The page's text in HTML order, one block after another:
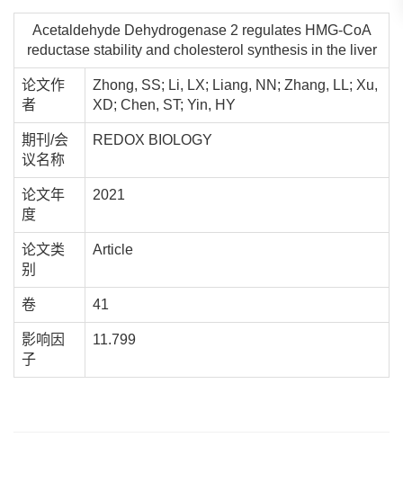
Acetaldehyde Dehydrogenase 2 regulates HMG-CoA
reductase stability and cholesterol synthesis in the liver
论文作
者
Zhong, SS; Li, LX; Liang, NN; Zhang, LL; Xu,
XD; Chen, ST; Yin, HY
期刊/会
议名称
REDOX BIOLOGY
论文年
度
2021
论文类
别
Article
卷 41
影响因
子
11.799